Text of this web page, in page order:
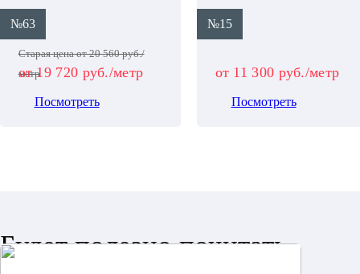
№63
Старая цена от 20 560 руб./
метр
от 19 720 руб./метр
Посмотреть
№15
от 11 300 руб./метр
Посмотреть
Будет полезно почитать